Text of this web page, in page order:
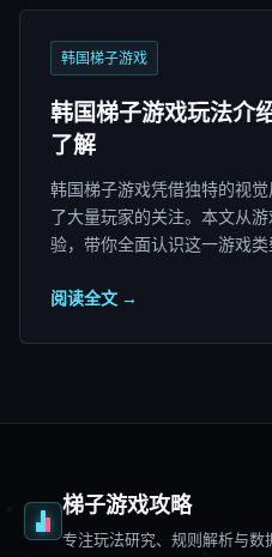
韩国梯子游戏
韩国梯子游戏玩法介
了解
韩国梯子游戏凭借独特的视
了大量玩家的关注。本文从
验，带你全面认识这一游戏类
阅读全文 →
梯子游戏攻略
专注玩法研究、规则解析与数